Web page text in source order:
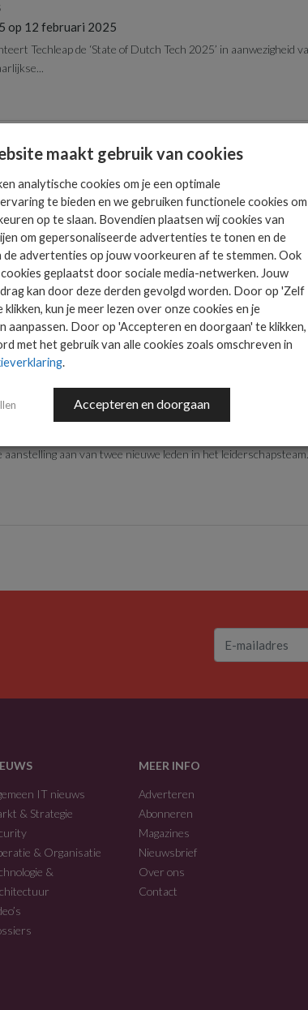
op 12 februari 2025
Techleap de ‘State of Dutch Tech 2025’ in aanwezigheid
voor LET Award bekend
voor het versnellen van de groei van startups en
noodzakelijk
techsector is in het afgelopen jaar gestagneerd. Vergeleken
MT-leden aan
aanstelling aan van twee nieuwe leden in het
IT nieuws
& Strategie
& Organisatie
&
MEER INFO
Adverteren
Abonneren
Magazines
Nieuwsbrief
Over ons
Contact
maakt gebruik van cookies
analytische cookies om je een optimale
te bieden en we gebruiken functionele cookies om
op te slaan. Bovendien plaatsen wij cookies van
om gepersonaliseerde advertenties te tonen en de
de advertenties op jouw voorkeuren af te stemmen. Ook
geplaatst door sociale media-netwerken. Jouw
kan door deze derden gevolgd worden. Door op 'Zelf
klikken, kun je meer lezen over onze cookies en je
aanpassen. Door op 'Accepteren en doorgaan' te klikken,
met het gebruik van alle cookies zoals omschreven in
.
Accepteren en doorgaan